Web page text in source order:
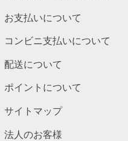
お支払いについて
コンビニ支払いについて
配送について
ポイントについて
サイトマップ
法人のお客様